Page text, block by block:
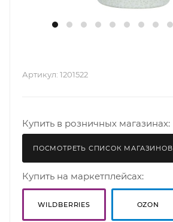
Артикул: 1201522
скидкой 5% в декабре!
со скидкой 5% в ноябре!
Купить в розничных магазинах:
ПОСМОТРЕТЬ СПИСОК МАГАЗИНОВ
Купить на маркетплейсах:
WILDBERRIES OZON